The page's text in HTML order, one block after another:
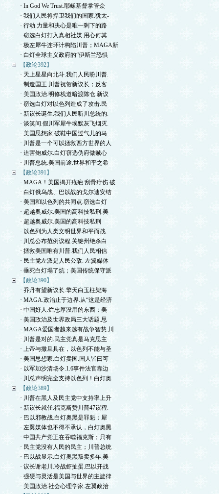
· In God We Trust.耶稣基督掌管众
· 我们人民将捍卫我们的国家.犹太-
· 行动.力量和决心是唯一剩下的路
· 窃选白灯打入真相社媒.用心何其
· 极左犀牛连环计构陷川普；MAGA新
· 白灯全球主义政府的“伊斯兰恐惧
【政论392】
· 天上星星向北斗.我们人民盼川普.
· 制造国王.川普祝贺新议长；反客
· 美国政治.明修栈道暗渡陈仓.新议
· 窃选白灯对以色列造成了攻击.民
· 新议长诞生.我们人民听川总统的.
· 谈笑间.假川军犀牛埃默灰飞烟灭.
· 美国思想家.破鞋中国过气儿的马
· 川普是一个可以拯救西方世界的人
· 迫害鲍威尔.白灯窃选伪府做贼心
· 川普总统.美国前途.世界和平之希
【政论391】
· MAGA！美国揭开疮疤.刮骨疗伤.破
· 白灯俄乌战、巴以战的戈尔迪安结
· 美国和以色列的共同点.窃选白灯
· 超越奥威尔.美国的高科技私刑.美
· 超越奥威尔.美国的高科技私刑
· 以色列为人类文明世界和平而战.
· 川总公布范例议程.关键州绝杀白
· 拯救美国唯有川普.我们人民相信
· 民主党左派是人民公敌. 左翼媒体
· 垂死白灯塌了炕；美国传统保守派
【政论390】
· 乔丹有望新议长.擎天白玉柱架海
· MAGA.政治止于边界.从“这是经济
· 中国好人.烂忠厚没用的东西；美
· 美国政治及世界政局三大话题.思
· MAGA爱国者越来越有战争智慧.川
· 川普是对的.民主党真是马克思主
· 上帝与撒旦具在，以色列不能与圣
· 美国思想家.白灯卖国.国人皆曰可
· 以军加沙清场令.1.6事件法官靠边
· 川总声明完全支持以色列！白灯奥
【政论389】
· 川普在黑人及民主党中支持率上升
· 新议长就任.福克斯赞川普47议程.
· 巴以邪教战.白灯奥黑是罪魁；犀
· 左翼媒体也不得不承认，白灯奥黑
· 中国共产党正在吞噬福克斯；只有
· 民主党没有人民的民主；川普总统
· 巴以战显示.白灯奥黑叛卖多年.美
· 议长谢老川.冷战虾扯蛋.巴以开战
· 强硬与灵活是美国与世界的主旋律
· 美国政治.社会心理学家.左翼政治